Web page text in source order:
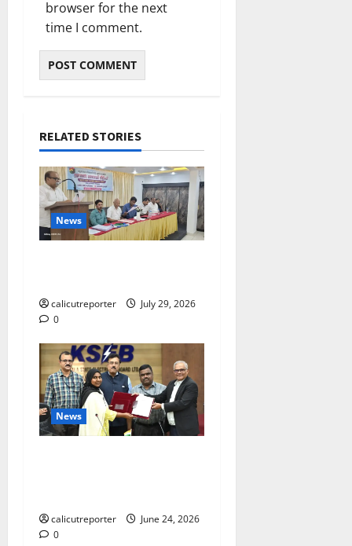
browser for the next
time I comment.
RELATED STORIES
News
calicutreporter
July 29, 2026
0
News
calicutreporter
June 24, 2026
0